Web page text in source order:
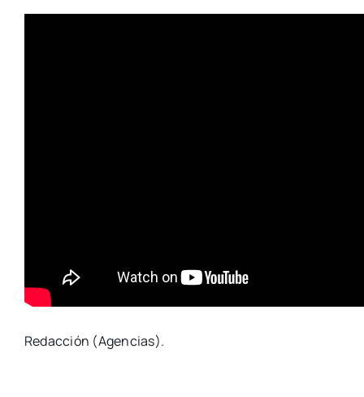
Redacción (Agencias).